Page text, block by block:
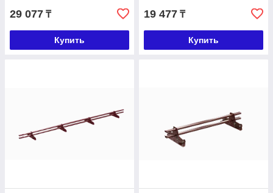
29 077 ₸
Купить
19 477 ₸
Купить